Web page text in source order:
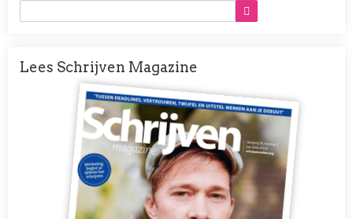
Lees Schrijven Magazine
Afbeelding